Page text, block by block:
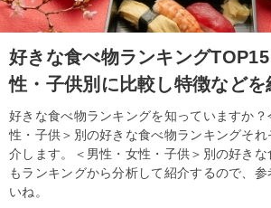
好きな食べ物ランキング
性・子供別に比較し特徴などを
好きな食べ物ランキングを知っていますか
性・子供＞別の好きな食べ物ランキングそ
介します。＜男性・女性・子供＞別の好き
もランキングから分析して紹介するので、参
いね。